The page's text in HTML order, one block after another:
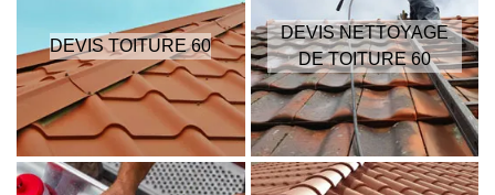
DEVIS TOITURE 60
DEVIS NETTOYAGE
DE TOITURE 60